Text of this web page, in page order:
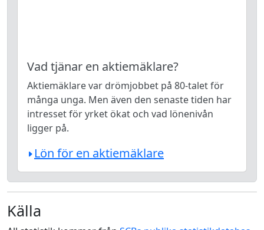
Vad tjänar en aktiemäklare?
Aktiemäklare var drömjobbet på 80-talet för
många unga. Men även den senaste tiden har
intresset för yrket ökat och vad lönenivån
ligger på.
Lön för en aktiemäklare
Källa